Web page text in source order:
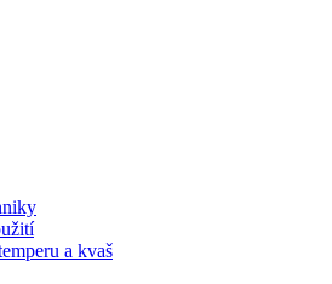
a kvaš